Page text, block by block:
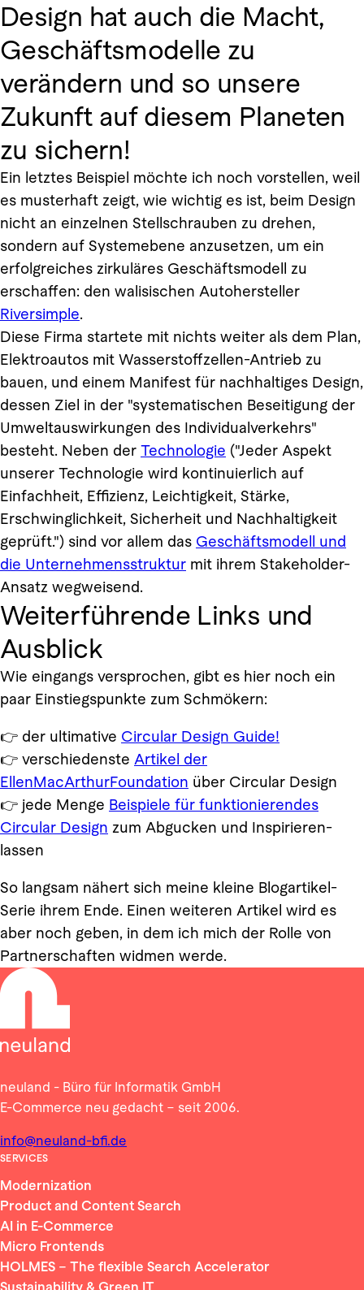
Design hat auch die Macht,
Geschäftsmodelle zu
verändern und so unsere
Zukunft auf diesem Planeten
zu sichern!
Ein letztes Beispiel möchte ich noch vorstellen, weil
es musterhaft zeigt, wie wichtig es ist, beim Design
nicht an einzelnen Stellschrauben zu drehen,
sondern auf Systemebene anzusetzen, um ein
erfolgreiches zirkuläres Geschäftsmodell zu
erschaffen: den walisischen Autohersteller
Riversimple.
Diese Firma startete mit nichts weiter als dem Plan,
Elektroautos mit Wasserstoffzellen-Antrieb zu
bauen, und einem Manifest für nachhaltiges Design,
dessen Ziel in der "systematischen Beseitigung der
Umweltauswirkungen des Individualverkehrs"
besteht. Neben der Technologie ("Jeder Aspekt
unserer Technologie wird kontinuierlich auf
Einfachheit, Effizienz, Leichtigkeit, Stärke,
Erschwinglichkeit, Sicherheit und Nachhaltigkeit
geprüft.") sind vor allem das Geschäftsmodell und
die Unternehmensstruktur mit ihrem Stakeholder-
Ansatz wegweisend.
Weiterführende Links und
Ausblick
Wie eingangs versprochen, gibt es hier noch ein
paar Einstiegspunkte zum Schmökern:
👉 der ultimative Circular Design Guide!
👉 verschiedenste Artikel der
EllenMacArthurFoundation über Circular Design
👉 jede Menge Beispiele für funktionierendes
Circular Design zum Abgucken und Inspirieren-
lassen
So langsam nähert sich meine kleine Blogartikel-
Serie ihrem Ende. Einen weiteren Artikel wird es
aber noch geben, in dem ich mich der Rolle von
Partnerschaften widmen werde.
neuland - Büro für Informatik GmbH
E-Commerce neu gedacht – seit 2006.
info@neuland-bfi.de
SERVICES
Modernization
Product and Content Search
AI in E-Commerce
Micro Frontends
HOLMES – The flexible Search Accelerator